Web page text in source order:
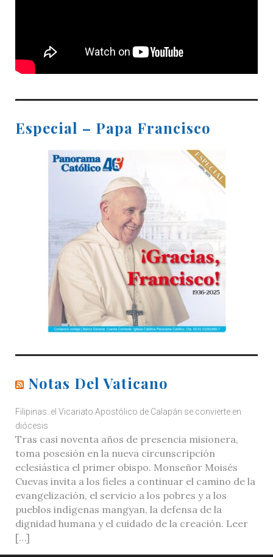
Especial – Papa Francisco
Notas Del Vaticano
Filipinas: el Vicariato Apostólico de Calapán se convierte en
diócesis
Tras casi noventa años de presencia misionera,
toma posesión en la nueva circunscripción
eclesiástica el primer obispo. Monseñor Moisés
Cuevas invita a los fieles a continuar el camino de la
evangelización, el servicio a los pobres y a los
pueblos indígenas mangyan, la defensa de la
dignidad humana y el cuidado de la creación. Leer
[…]